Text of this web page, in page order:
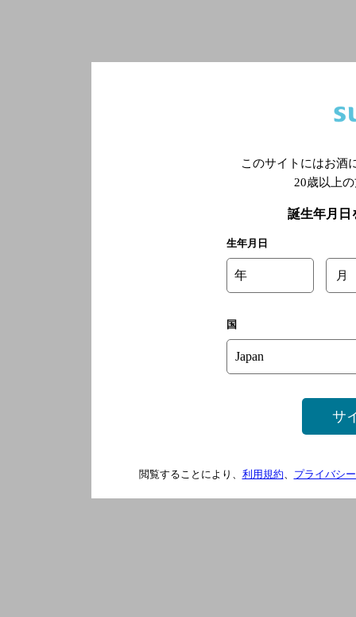
このサイトにはお酒
20歳以上
誕生年月日
生年月日
年 月
国
サ
閲覧することにより、 利用規約、 プライバシ